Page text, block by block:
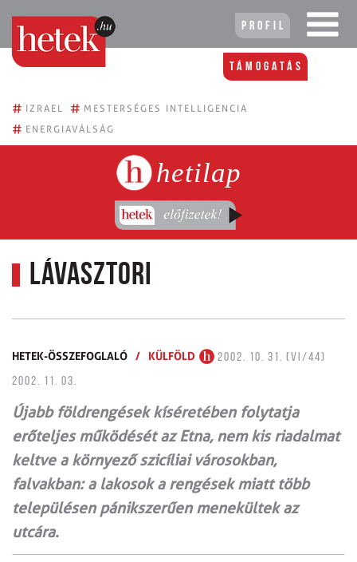
Profil
Támogatás
# IZRAEL # MESTERSÉGES INTELLIGENCIA
# ENERGIAVÁLSÁG
hetilap
Lávasztori
HETEK-ÖSSZEFOGLALÓ / KÜLFÖLD
2002. 10. 31. (VI/44)
2002. 11. 03.
Újabb földrengések kíséretében folytatja
erőteljes működését az Etna, nem kis riadalmat
keltve a környező szicíliai városokban,
falvakban: a lakosok a rengések miatt több
településen pánikszerűen menekültek az
utcára.